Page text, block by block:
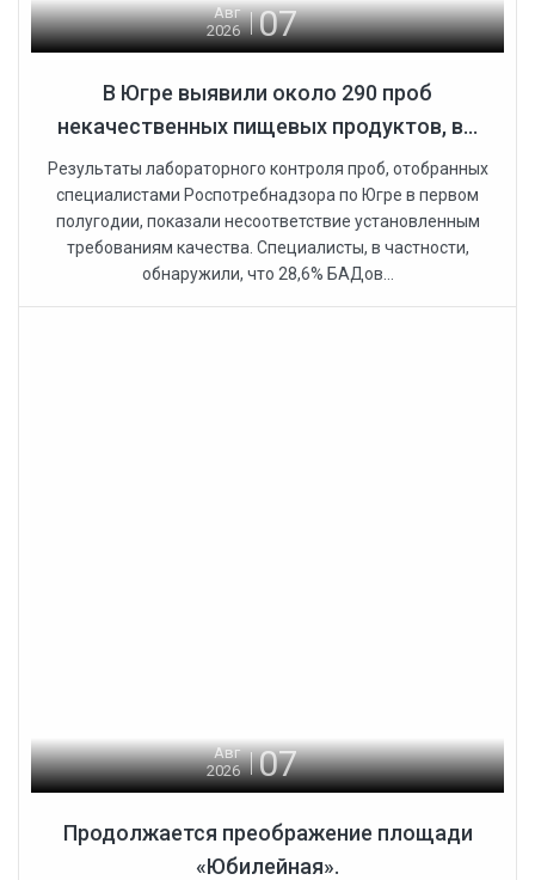
Авг
2026
07
В Югре выявили около 290 проб
некачественных пищевых продуктов, в...
Результаты лабораторного контроля проб, отобранных
специалистами Роспотребнадзора по Югре в первом
полугодии, показали несоответствие установленным
требованиям качества. Специалисты, в частности,
обнаружили, что 28,6% БАДов...
Авг
2026
07
Продолжается преображение площади
«Юбилейная».